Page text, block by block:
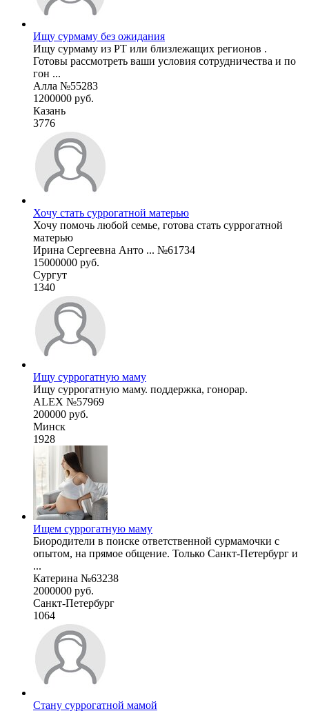
Ищу сурмаму без ожидания
Ищу сурмаму из РТ или близлежащих регионов .
Готовы рассмотреть ваши условия сотрудничества и по
гон ...
Алла №55283
1200000 руб.
Казань
3776
Хочу стать суррогатной матерью
Хочу помочь любой семье, готова стать суррогатной
матерью
Ирина Сергеевна Анто ... №61734
15000000 руб.
Сургут
1340
Ищу суррогатную маму
Ищу суррогатную маму. поддержка, гонорар.
ALEX №57969
200000 руб.
Минск
1928
Ищем суррогатную маму
Биородители в поиске ответственной сурмамочки с
опытом, на прямое общение. Только Санкт-Петербург и
...
Катерина №63238
2000000 руб.
Санкт-Петербург
1064
Стану суррогатной мамой